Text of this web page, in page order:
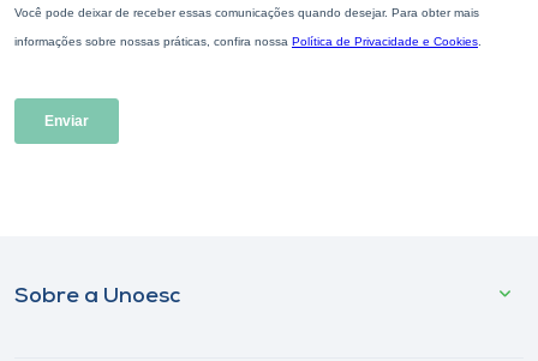
Sobre a Unoesc